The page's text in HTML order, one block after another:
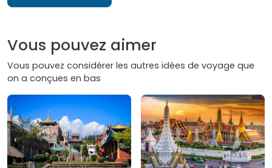
Vous pouvez aimer
Vous pouvez considérer les autres idées de voyage que
on a conçues en bas